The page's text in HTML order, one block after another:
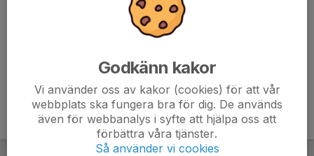
Godkänn kakor
Vi använder oss av kakor (cookies) för att vår
webbplats ska fungera bra för dig. De används
även för webbanalys i syfte att hjälpa oss att
förbättra våra tjänster.
Så använder vi cookies